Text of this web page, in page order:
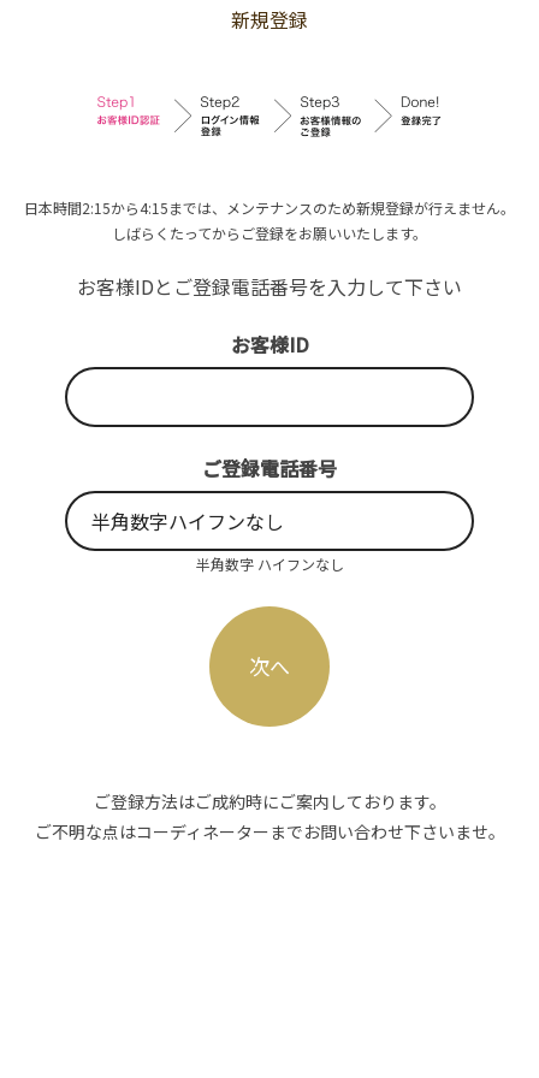
新規登録
日本時間2:15から4:15までは、メンテナンスのため新規登録が行えません。
しばらくたってからご登録をお願いいたします。
お客様IDとご登録電話番号を入力して下さい
お客様ID
ご登録電話番号
半角数字 ハイフンなし
ご登録方法はご成約時にご案内しております。
ご不明な点はコーディネーターまでお問い合わせ下さいませ。